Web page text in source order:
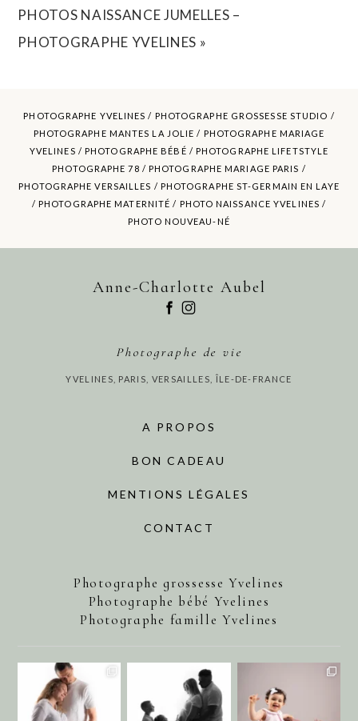
POST COMMENT
PHOTOS NAISSANCE JUMELLES –
PHOTOGRAPHE YVELINES »
PHOTOGRAPHE YVELINES / PHOTOGRAPHE GROSSESSE STUDIO /
PHOTOGRAPHE MANTES LA JOLIE / PHOTOGRAPHE MARIAGE
YVELINES / PHOTOGRAPHE BÉBÉ / PHOTOGRAPHE LIFETSTYLE
PHOTOGRAPHE 78 / PHOTOGRAPHE MARIAGE PARIS /
PHOTOGRAPHE VERSAILLES / PHOTOGRAPHE ST-GERMAIN EN LAYE
/ PHOTOGRAPHE MATERNITÉ / PHOTO NAISSANCE YVELINES /
PHOTO NOUVEAU-NÉ
Anne-Charlotte Aubel
Photographe de vie
YVELINES, PARIS, VERSAILLES, ÎLE-DE-FRANCE
A PROPOS
BON CADEAU
MENTIONS LÉGALES
CONTACT
Photographe grossesse Yvelines
Photographe bébé Yvelines
Photographe famille Yvelines
annecharlotteaubel
Août 1
Juil 29